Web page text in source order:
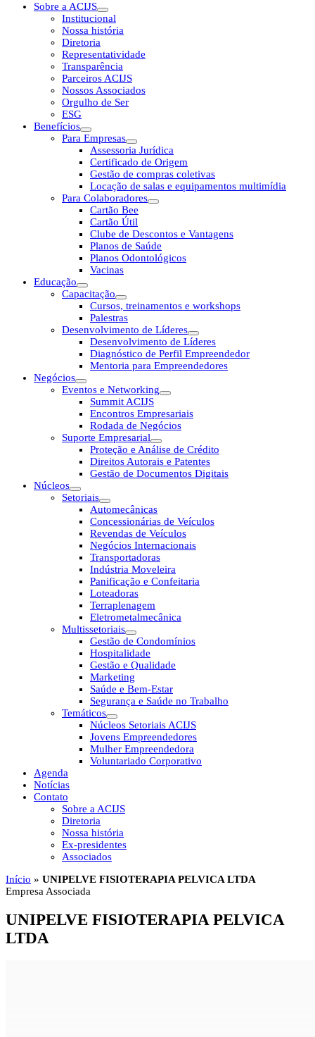
Sobre a ACIJS
Institucional
Nossa história
Diretoria
Representatividade
Transparência
Parceiros ACIJS
Nossos Associados
Orgulho de Ser
ESG
Benefícios
Para Empresas
Assessoria Jurídica
Certificado de Origem
Gestão de compras coletivas
Locação de salas e equipamentos multimídia
Para Colaboradores
Cartão Bee
Cartão Útil
Clube de Descontos e Vantagens
Planos de Saúde
Planos Odontológicos
Vacinas
Educação
Capacitação
Cursos, treinamentos e workshops
Palestras
Desenvolvimento de Líderes
Desenvolvimento de Líderes
Diagnóstico de Perfil Empreendedor
Mentoria para Empreendedores
Negócios
Eventos e Networking
Summit ACIJS
Encontros Empresariais
Rodada de Negócios
Suporte Empresarial
Proteção e Análise de Crédito
Direitos Autorais e Patentes
Gestão de Documentos Digitais
Núcleos
Setoriais
Automecânicas
Concessionárias de Veículos
Revendas de Veículos
Negócios Internacionais
Transportadoras
Indústria Moveleira
Panificação e Confeitaria
Loteadoras
Terraplenagem
Eletrometalmecânica
Multissetoriais
Gestão de Condomínios
Hospitalidade
Gestão e Qualidade
Marketing
Saúde e Bem-Estar
Segurança e Saúde no Trabalho
Temáticos
Núcleos Setoriais ACIJS
Jovens Empreendedores
Mulher Empreendedora
Voluntariado Corporativo
Agenda
Notícias
Contato
Sobre a ACIJS
Diretoria
Nossa história
Ex-presidentes
Associados
Início » UNIPELVE FISIOTERAPIA PELVICA LTDA
Empresa Associada
UNIPELVE FISIOTERAPIA PELVICA
LTDA